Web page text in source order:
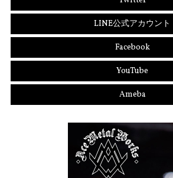
LINE公式アカウント
Facebook
YouTube
Ameba